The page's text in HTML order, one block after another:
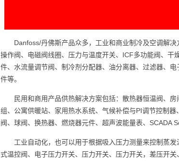
Danfoss/丹佛斯产品众多，工业和商业制冷及空调解
操作阀、电磁阀线圈、压力与温度开关、ICF多功能阀、
件、水流量调节阀、制冷剂分配器、油分离器、过滤器、
件等。
民用和商用产品供热解决方案包括：散热器恒温阀、
组、公寓供暖站、家用热水系统、气候补偿与PI调节控制
阀、球阀、换热器、燃烧器元件、超声波能量表、SCADA
工业自动化，也可以用于根据吸入压力测量来控制蒸
式温控阀、电子压力开关、压力开关、压力开关，差压开